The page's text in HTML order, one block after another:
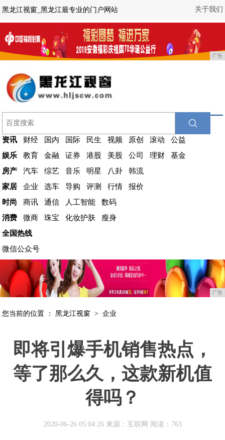
关于我们
黑龙江视窗_黑龙江最专业的门户网站
广告
资讯 财经 国内 国际 民生 视频 原创 滚动
公益
娱乐
教育 金融 证券 港股 美股 公司 理财
基金
房产
汽车 综艺 音乐 明星 八卦
韩流
家居
企业 选车 导购 评测 行情
报价
时尚
商讯 通信 人工智能
数码
消费
微商 珠宝 化妆护肤
瘦身
全国热线
微信公众号
广告
您当前的位置 ：黑龙江视窗 >企业
即将引爆手机销售热点，
等了那么久，这款新机值
得吗？
2020-06-26 05:04:26 来源：互联网 阅读：763